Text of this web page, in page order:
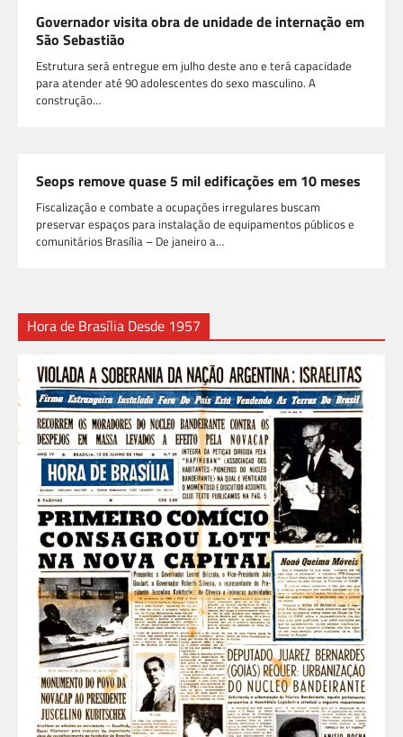
Governador visita obra de unidade de internação em
São Sebastião
Estrutura será entregue em julho deste ano e terá capacidade
para atender até 90 adolescentes do sexo masculino. A
construção…
Seops remove quase 5 mil edificações em 10 meses
Fiscalização e combate a ocupações irregulares buscam
preservar espaços para instalação de equipamentos públicos e
comunitários Brasília – De janeiro a…
Hora de Brasília Desde 1957